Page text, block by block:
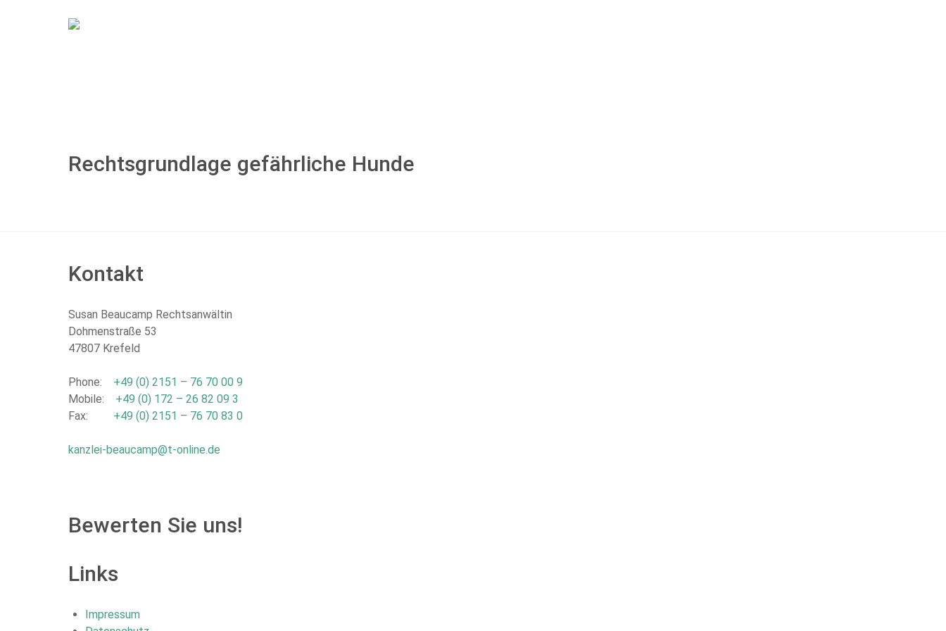
Rechtsgrundlage gefährliche Hunde
Kontakt
Susan Beaucamp Rechtsanwältin
Dohmenstraße 53
47807 Krefeld
Phone: +49 (0) 2151 – 76 70 00 9
Mobile: +49 (0) 172 – 26 82 09 3
Fax: +49 (0) 2151 – 76 70 83 0
kanzlei-beaucamp@t-online.de
Bewerten Sie uns!
Links
Impressum